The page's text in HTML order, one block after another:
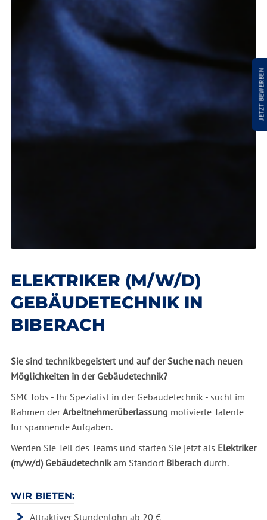
ELEKTRIKER (M/W/D)
GEBÄUDETECHNIK IN
BIBERACH
Sie sind technikbegeistert und auf der Suche nach neuen
Möglichkeiten in der Gebäudetechnik?
SMC Jobs - Ihr Spezialist in der Gebäudetechnik - sucht im
Rahmen derArbeitnehmerüberlassung motivierte Talente
für spannende Aufgaben.
Werden Sie Teil des Teams und starten Sie jetzt als Elektriker
(m/w/d) Gebäudetechnikam Standort Biberach durch.
WIR BIETEN:
Attraktiver Stundenlohn ab 20 €
JETZT BEWERBEN